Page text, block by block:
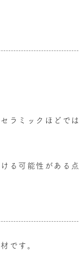
ラミックほどで
る可能性がある
です。